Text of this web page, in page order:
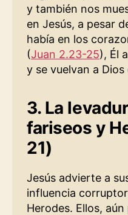
y también nos
en Jesús, a pesar
había en los
(Juan 2.23-25), Él
y se vuelvan a
3. La
fariseos y
21)
Jesús advierte a
influencia
Herodes. Ellos,